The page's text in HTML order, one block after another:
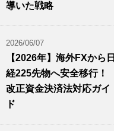
導いた戦略
2026/06/07
【2026年】海外FXから日
経225先物へ安全移行！
改正資金決済法対応ガイ
ド